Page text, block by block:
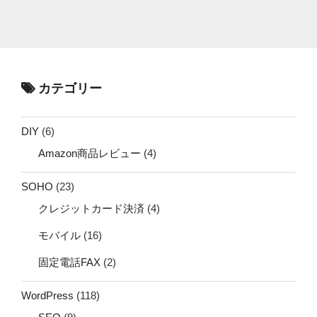
カテゴリー
DIY (6)
Amazon商品レビュー (4)
SOHO (23)
クレジットカード決済 (4)
モバイル (16)
固定電話FAX (2)
WordPress (118)